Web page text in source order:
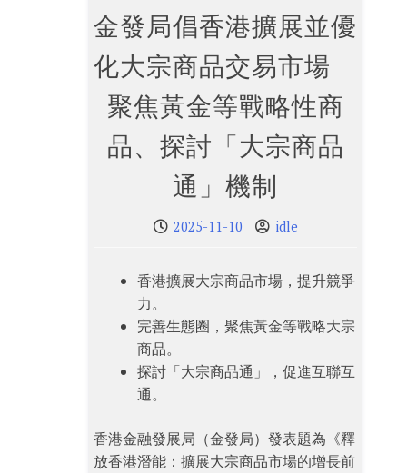
金發局倡香港擴展並優
化大宗商品交易市場
聚焦黃金等戰略性商
品、探討「大宗商品
通」機制
2025-11-10 idle
香港擴展大宗商品市場，提升競爭
力。
完善生態圈，聚焦黃金等戰略大宗
商品。
探討「大宗商品通」，促進互聯互
通。
香港金融發展局（金發局）發表題為《釋
放香港潛能：擴展大宗商品市場的增長前